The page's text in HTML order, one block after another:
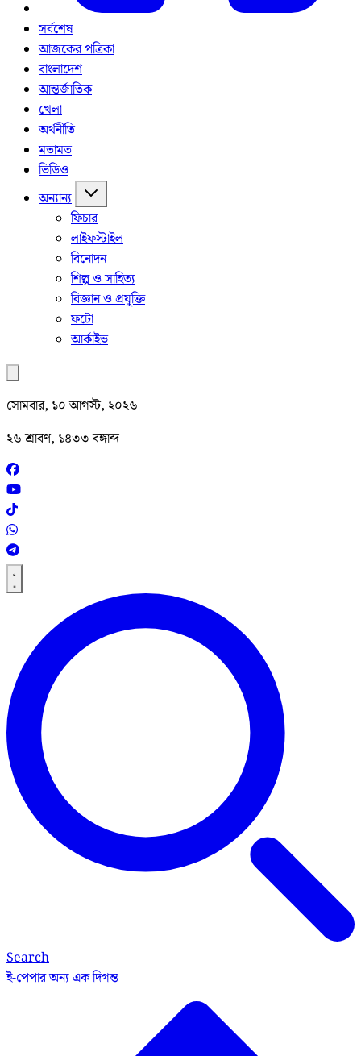
সর্বশেষ
আজকের পত্রিকা
বাংলাদেশ
আন্তর্জাতিক
খেলা
অর্থনীতি
মতামত
ভিডিও
অন্যান্য
ফিচার
লাইফস্টাইল
বিনোদন
শিল্প ও সাহিত্য
বিজ্ঞান ও প্রযুক্তি
ফটো
আর্কাইভ
সোমবার, ১০ আগস্ট, ২০২৬
২৬ শ্রাবণ, ১৪৩৩ বঙ্গাব্দ
Search
ই-পেপারঅন্য এক দিগন্ত